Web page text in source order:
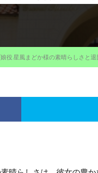
役 星風まどか様の素晴らしさと退